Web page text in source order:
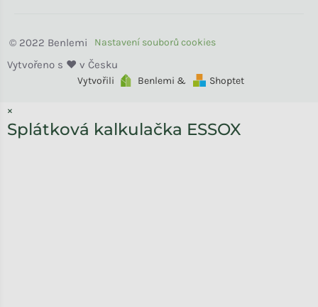
Vytvořili Benlemi & Shoptet
Benlemi
×
Splátková kalkulačka ESSOX